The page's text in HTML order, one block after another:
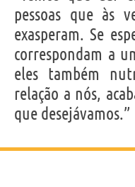
pessoas que às
exasperam. Se
correspondam a
eles também
relação a nós,
que desejávamos.”